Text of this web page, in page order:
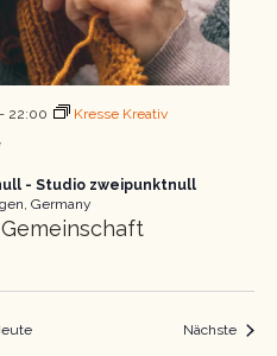
- 22:00 Kresse Kreativ
- Studio zweipunktnull
Germany
Nächste